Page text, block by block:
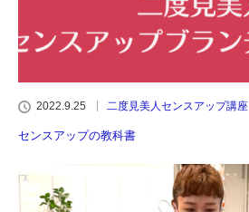
2022.9.25 二度見美人センスアップ講座
センスアップの教科書